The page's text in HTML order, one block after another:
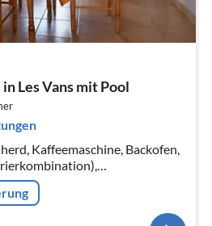
Les Vans mit Pool
Kaffeemaschine, Backofen,
Sitzecke, Radio),
x 200 cm))